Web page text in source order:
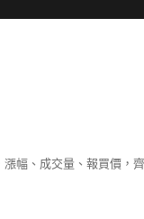
幅、成交量、報買價